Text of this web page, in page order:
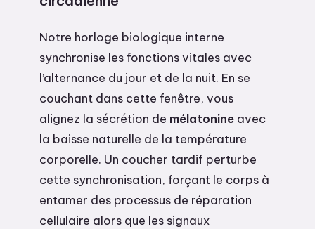
Notre horloge biologique interne
synchronise les fonctions vitales avec
l’alternance du jour et de la nuit. En se
couchant dans cette fenêtre, vous
alignez la sécrétion de mélatonine avec
la baisse naturelle de la température
corporelle. Un coucher tardif perturbe
cette synchronisation, forçant le corps à
entamer des processus de réparation
cellulaire alors que les signaux